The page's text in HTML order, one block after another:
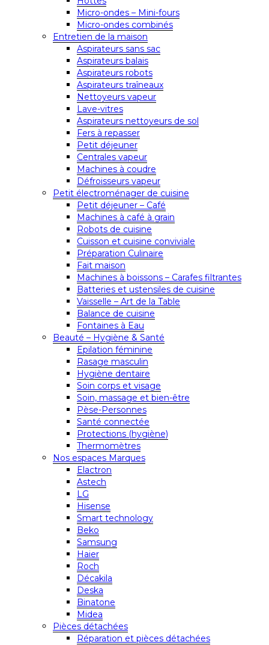
Micro-ondes – Mini-fours
Micro-ondes combinés
Entretien de la maison
Aspirateurs sans sac
Aspirateurs balais
Aspirateurs robots
Aspirateurs traîneaux
Nettoyeurs vapeur
Lave-vitres
Aspirateurs nettoyeurs de sol
Fers à repasser
Petit déjeuner
Centrales vapeur
Machines à coudre
Défroisseurs vapeur
Petit électroménager de cuisine
Petit déjeuner – Café
Machines à café à grain
Robots de cuisine
Cuisson et cuisine conviviale
Préparation Culinaire
Fait maison
Machines à boissons – Carafes filtrantes
Batteries et ustensiles de cuisine
Vaisselle – Art de la Table
Balance de cuisine
Fontaines à Eau
Beauté – Hygiène & Santé
Epilation féminine
Rasage masculin
Hygiène dentaire
Soin corps et visage
Soin, massage et bien-être
Pèse-Personnes
Santé connectée
Protections (hygiène)
Thermomètres
Nos espaces Marques
Elactron
Astech
LG
Hisense
Smart technology
Beko
Samsung
Haier
Roch
Décakila
Deska
Binatone
Midea
Pièces détachées
Réparation et pièces détachées